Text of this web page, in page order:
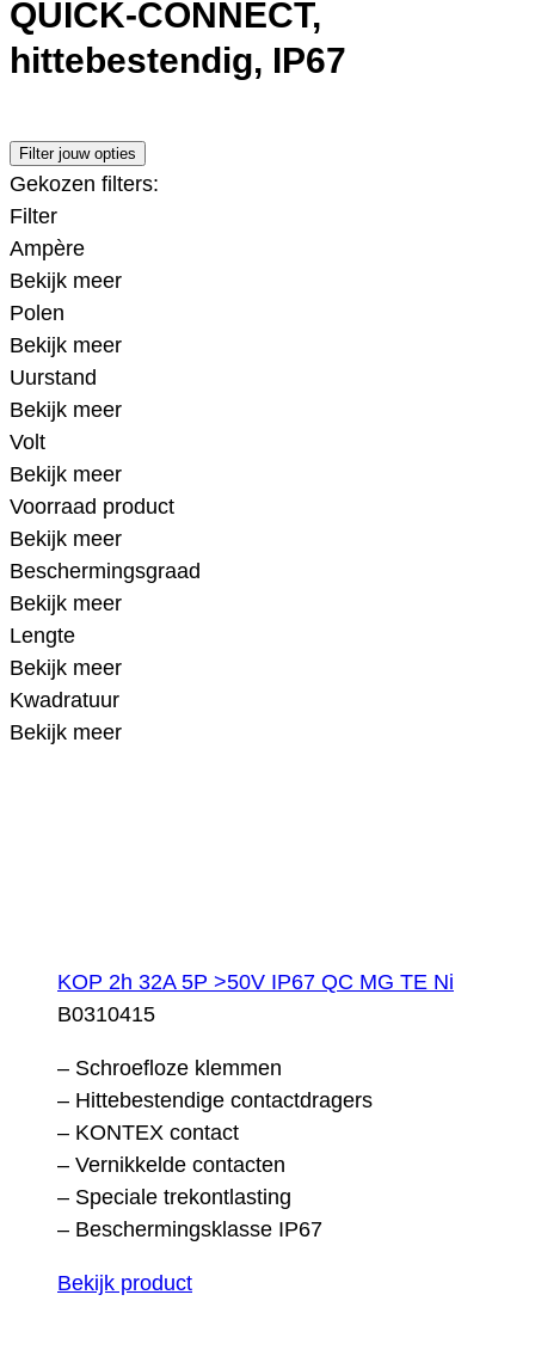
QUICK-CONNECT,
hittebestendig, IP67
Filter jouw opties
Gekozen filters:
Filter
Ampère
Bekijk meer
Polen
Bekijk meer
Uurstand
Bekijk meer
Volt
Bekijk meer
Voorraad product
Bekijk meer
Beschermingsgraad
Bekijk meer
Lengte
Bekijk meer
Kwadratuur
Bekijk meer
KOP 2h 32A 5P >50V IP67 QC MG TE Ni
B0310415
– Schroefloze klemmen
– Hittebestendige contactdragers
– KONTEX contact
– Vernikkelde contacten
– Speciale trekontlasting
– Beschermingsklasse IP67
Bekijk product